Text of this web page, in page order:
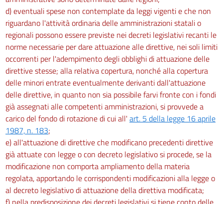
d) eventuali spese non contemplate da leggi vigenti e che non
riguardano l'attività ordinaria delle amministrazioni statali o
regionali possono essere previste nei decreti legislativi recanti le
norme necessarie per dare attuazione alle direttive, nei soli limiti
occorrenti per l'adempimento degli obblighi di attuazione delle
direttive stesse; alla relativa copertura, nonché alla copertura
delle minori entrate eventualmente derivanti dall'attuazione
delle direttive, in quanto non sia possibile farvi fronte con i fondi
già assegnati alle competenti amministrazioni, si provvede a
carico del fondo di rotazione di cui all' art. 5 della legge 16 aprile
1987, n. 183;
e) all'attuazione di direttive che modificano precedenti direttive
già attuate con legge o con decreto legislativo si procede, se la
modificazione non comporta ampliamento della materia
regolata, apportando le corrispondenti modificazioni alla legge o
al decreto legislativo di attuazione della direttiva modificata;